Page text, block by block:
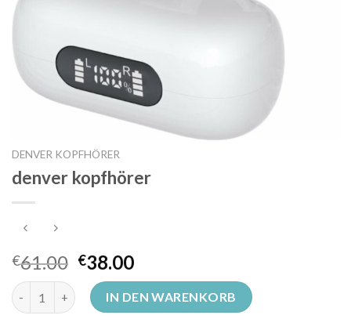
DENVER KOPFHÖRER
denver kopfhörer
€61.00 €38.00
denver kopfhörer MengeIN DEN WARENKORB